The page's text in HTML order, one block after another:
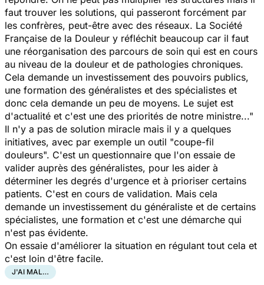
faut trouver les solutions, qui passeront forcément par
les confrères, peut-être avec des réseaux. La Société
Française de la Douleur y réfléchit beaucoup car il faut
une réorganisation des parcours de soin qui est en cours
au niveau de la douleur et de pathologies chroniques.
Cela demande un investissement des pouvoirs publics,
une formation des généralistes et des spécialistes et
donc cela demande un peu de moyens. Le sujet est
d'actualité et c'est une des priorités de notre ministre..."
Il n'y a pas de solution miracle mais il y a quelques
initiatives, avec par exemple un outil "coupe-fil
douleurs". C'est un questionnaire que l'on essaie de
valider auprès des généralistes, pour les aider à
déterminer les degrés d'urgence et à prioriser certains
patients. C'est en cours de validation. Mais cela
demande un investissement du généraliste et de certains
spécialistes, une formation et c'est une démarche qui
n'est pas évidente.
On essaie d'améliorer la situation en régulant tout cela et
c'est loin d'être facile.
J'AI MAL…